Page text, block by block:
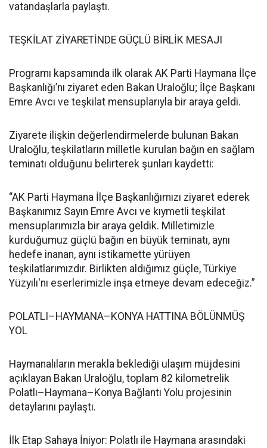
vatandaşlarla paylaştı.
TEŞKİLAT ZİYARETİNDE GÜÇLÜ BİRLİK MESAJI
Programı kapsamında ilk olarak AK Parti Haymana İlçe
Başkanlığı’nı ziyaret eden Bakan Uraloğlu; İlçe Başkanı
Emre Avcı ve teşkilat mensuplarıyla bir araya geldi.
Ziyarete ilişkin değerlendirmelerde bulunan Bakan
Uraloğlu, teşkilatların milletle kurulan bağın en sağlam
teminatı olduğunu belirterek şunları kaydetti:
“AK Parti Haymana İlçe Başkanlığımızı ziyaret ederek
Başkanımız Sayın Emre Avcı ve kıymetli teşkilat
mensuplarımızla bir araya geldik. Milletimizle
kurduğumuz güçlü bağın en büyük teminatı, aynı
hedefe inanan, aynı istikamette yürüyen
teşkilatlarımızdır. Birlikten aldığımız güçle, Türkiye
Yüzyılı'nı eserlerimizle inşa etmeye devam edeceğiz.”
POLATLI–HAYMANA–KONYA HATTINA BÖLÜNMÜŞ
YOL
Haymanalıların merakla beklediği ulaşım müjdesini
açıklayan Bakan Uraloğlu, toplam 82 kilometrelik
Polatlı–Haymana–Konya Bağlantı Yolu projesinin
detaylarını paylaştı.
İlk Etap Sahaya İniyor: Polatlı ile Haymana arasındaki